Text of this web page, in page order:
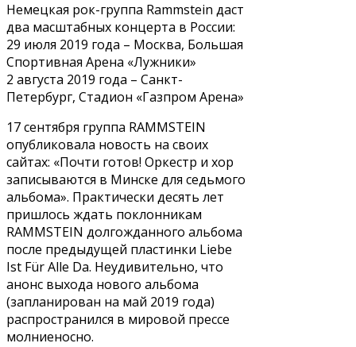
Немецкая рок-группа Rammstein даст
два масштабных концерта в России:
29 июля 2019 года – Москва, Большая
Спортивная Арена «Лужники»
2 августа 2019 года – Санкт-
Петербург, Стадион «Газпром Арена»
17 сентября группа RAMMSTEIN
опубликовала новость на своих
сайтах: «Почти готов! Оркестр и хор
записываются в Минске для седьмого
альбома». Практически десять лет
пришлось ждать поклонникам
RAMMSTEIN долгожданного альбома
после предыдущей пластинки Liebe
Ist Für Alle Da. Неудивительно, что
анонс выхода нового альбома
(запланирован на май 2019 года)
распространился в мировой прессе
молниеносно.